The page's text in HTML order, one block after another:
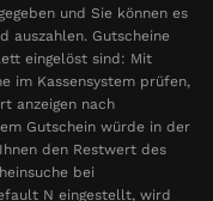
und Sie können es
auszahlen. Gutscheine
eingelöst sind: Mit
im Kassensystem prüfen,
anzeigen nach
Gutschein würde in der
den Restwert des
bei
N eingestellt, wird